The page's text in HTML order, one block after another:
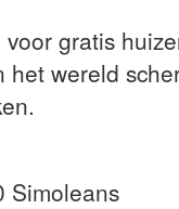
gratis
wereld
Simoleans